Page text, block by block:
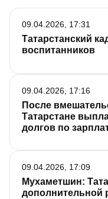
Татарстанский
воспитанников
09.04.2026, 17:31
После
Татарстане
долгов по
09.04.2026, 17:16
Мухаметшин:
дополнительной
09.04.2026, 17:09